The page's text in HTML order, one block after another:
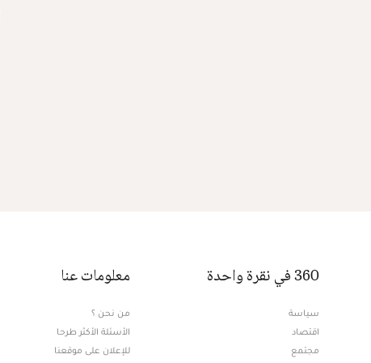
360 في نقرة واحدة
سياسة
اقتصاد
مجتمع
معلومات عنا
من نحن ؟
الأسئلة الأكثر طرحا
للإعلان على موقعنا